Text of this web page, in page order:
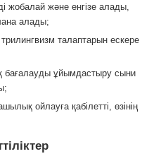
жобалай және енгізе алады,
алады;
талаптарын ескере
бағалауды ұйымдастыру сыни
ойлауға қабілетті, өзінің